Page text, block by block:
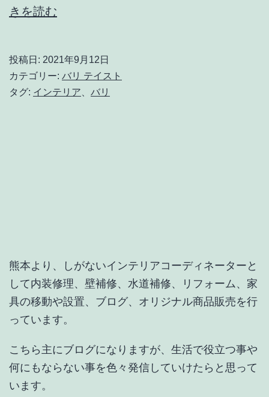
きを読む
ン
テ
み
出
し
の
は
投稿日: 2021年9月12日
カテゴリー: バリ テイスト
タグ: インテリア バリ
熊本より、しがないインテリアコーディネーターと
して内装修理、壁補修、水道補修、リフォーム、家
具の移動や設置、ブログ、オリジナル商品販売を行
っています。
こちら主にブログになりますが、生活で役立つ事や
何にもならない事を色々発信していけたらと思って
います。